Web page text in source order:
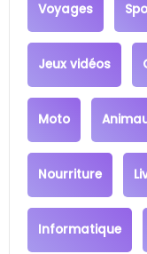
Voyages
Jeux vidéos
Moto
Nourriture
Informatique